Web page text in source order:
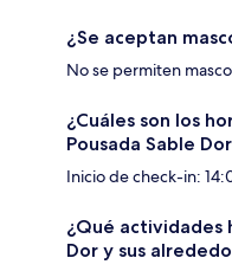
¿Se aceptan
No se permiten
¿Cuáles son los
Pousada Sable
Inicio de check-in:
¿Qué actividades
Dor y sus